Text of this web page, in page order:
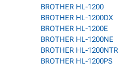
BROTHER HL-1200
BROTHER HL-1200DX
BROTHER HL-1200E
BROTHER HL-1200NE
BROTHER HL-1200NTR
BROTHER HL-1200PS